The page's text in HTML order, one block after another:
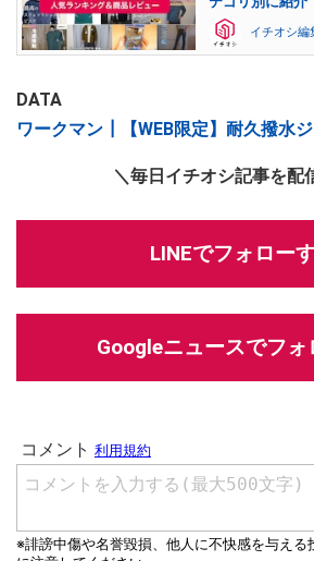
イチオシ編
DATA
ワークマン┃【WEB限定】耐久撥水
＼毎日イチオシ記事を配
LINEでフォロー
Googleニュースでフォ